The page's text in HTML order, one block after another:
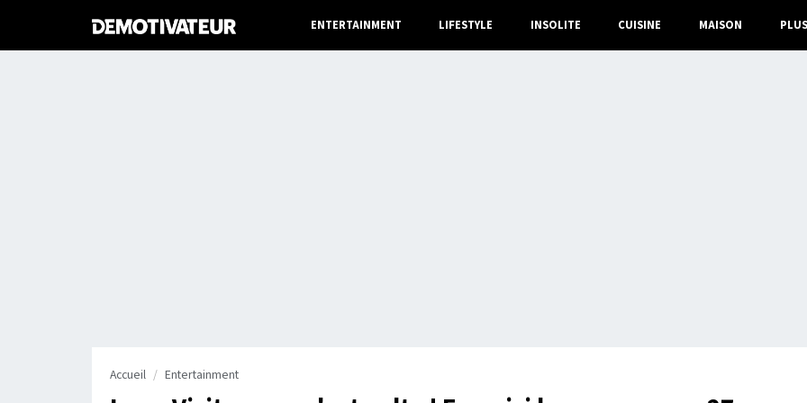
ENTERTAINMENT LIFESTYLE INSOLITE CUISINE MAISON PLUS
Accueil Entertainment